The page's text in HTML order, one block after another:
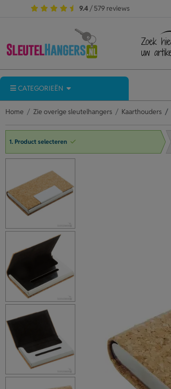
9.4 / 579 reviews
CATEGORIEËN
Home Zie overige sleutelhangers Kaarthouders
1. Product selecteren